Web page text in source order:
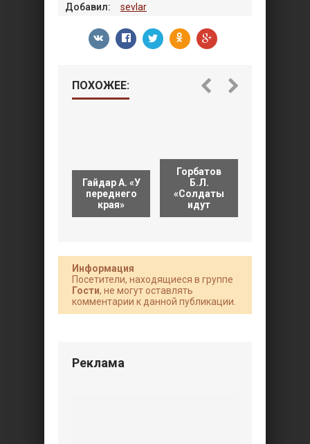
Добавил: sevlar
ПОХОЖЕЕ:
Гайдар А. «У
переднего
края»
Горбатов
Б.Л.
«Солдаты
идут
Информация
Посетители, находящиеся в группе
Гости, не могут оставлять
комментарии к данной публикации.
Реклама